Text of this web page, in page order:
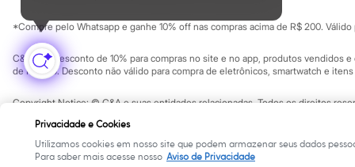
Protetor solar
Tratamento
Cuidados com o rosto
Esfoliante
Hidratante
Protetor solar
Maquiagens
Base
Batom
*Compre pelo Whatsapp e ganhe 10% off nas compras acima de R$ 200.
C&A Pay: desconto de 10% para compras no site e no app, produtos vendidos
de R$ 400. Desconto não válido para compra de eletrônicos, smartwatch e
Copyright Notice: © C&A e suas entidades relacionadas. Todos os direitos
Privacidade e Cookies
Utilizamos cookies em nosso site que podem armazenar seus dados
Para saber mais acesse nosso Aviso de Privacidade